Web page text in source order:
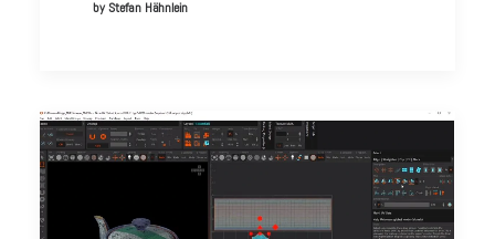
by Stefan Hähnlein